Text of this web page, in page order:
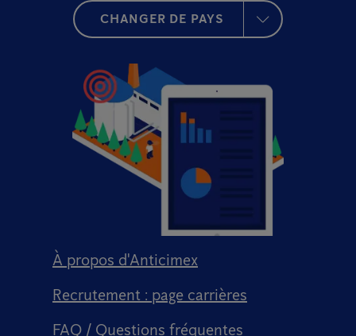
CHANGER DE PAYS
À propos d'Anticimex
Recrutement : page carrières
FAQ / Questions fréquentes